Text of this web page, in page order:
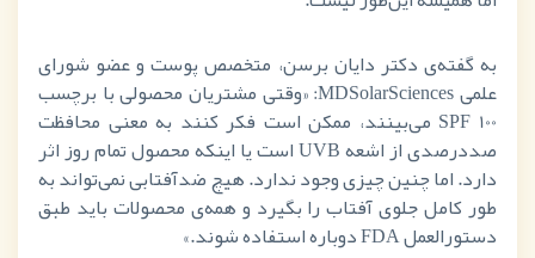
به گفته‌ی دکتر دایان برسن، متخصص پوست و عضو شورای
علمیMDSolarSciences: «وقتی مشتریان محصولی با برچسب
SPF 100 می‌بینند، ممکن است فکر کنند به معنی محافظت
صددرصدی از اشعهUVBاست یا اینکه محصول تمام روز اثر
دارد. اما چنین چیزی وجود ندارد. هیچ ضدآفتابی نمی‌تواند به
طور کامل جلوی آفتاب را بگیرد و همه‌ی محصولات باید طبق
دستورالعملFDAدوباره استفاده شوند.»